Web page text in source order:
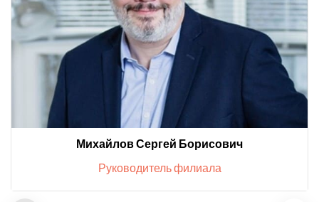
Михайлов Сергей Борисович
Руководитель филиала